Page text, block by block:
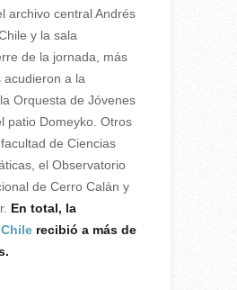
archivo central Andrés
y la sala
de la jornada, más
a la
Orquesta de Jóvenes
patio Domeyko. Otros
de Ciencias
el Observatorio
de Cerro Calán y
En total, la
recibió a más de